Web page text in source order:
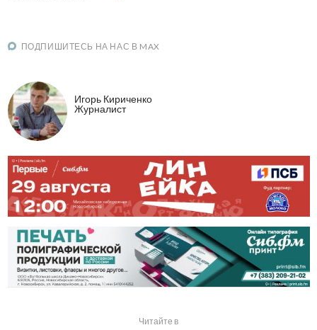
ПОДПИШИТЕСЬ НА НАС В MAX
Игорь Кириченко
Журналист
Читайте в